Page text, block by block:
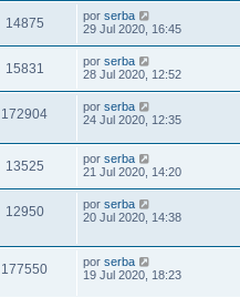
14875 por serba
29 Jul 2020, 16:45
15831 por serba
28 Jul 2020, 12:52
172904 por serba
24 Jul 2020, 12:35
13525 por serba
21 Jul 2020, 14:20
12950 por serba
20 Jul 2020, 14:38
177550 por serba
19 Jul 2020, 18:23